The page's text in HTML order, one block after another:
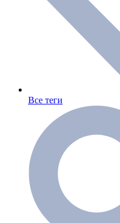
Все теги